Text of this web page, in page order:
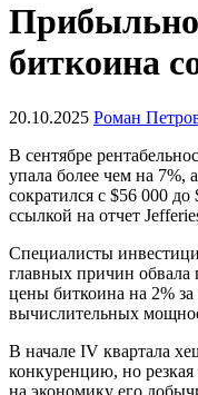
биткоина
20.10.2025 Роман
В сентябре
упала более чем на 7%,
сократился с $56 000
ссылкой на отчет
Специалисты
главных причин
цены биткоина на 2%
вычислительных
В начале IV квартала
конкуренцию, но резкая
на экономику его